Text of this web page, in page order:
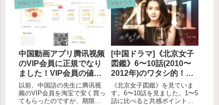
いない方はネタバレ注意！※
画像引用元綺麗で、親の言う
ことをしっかり聞いて、結
婚...
中国ドラマ
中国動画アプリ腾讯视频
のVIP会員に正規でなり
ました！VIP会員の値段
は？微信支付で払うと安
くなる！
以前、中国語の先生に腾讯视
频のVIP会員を淘宝で安く買っ
てもらったのですが、期限が
中国ドラマ
[中国ドラマ]《北京女子
図鑑》6〜10話(2010〜
2012年)のワタシ的！名
言集
《北京女子図鑑》を見ていま
す。6〜10話を見ました。1〜5
話に比べると共感ポイントは